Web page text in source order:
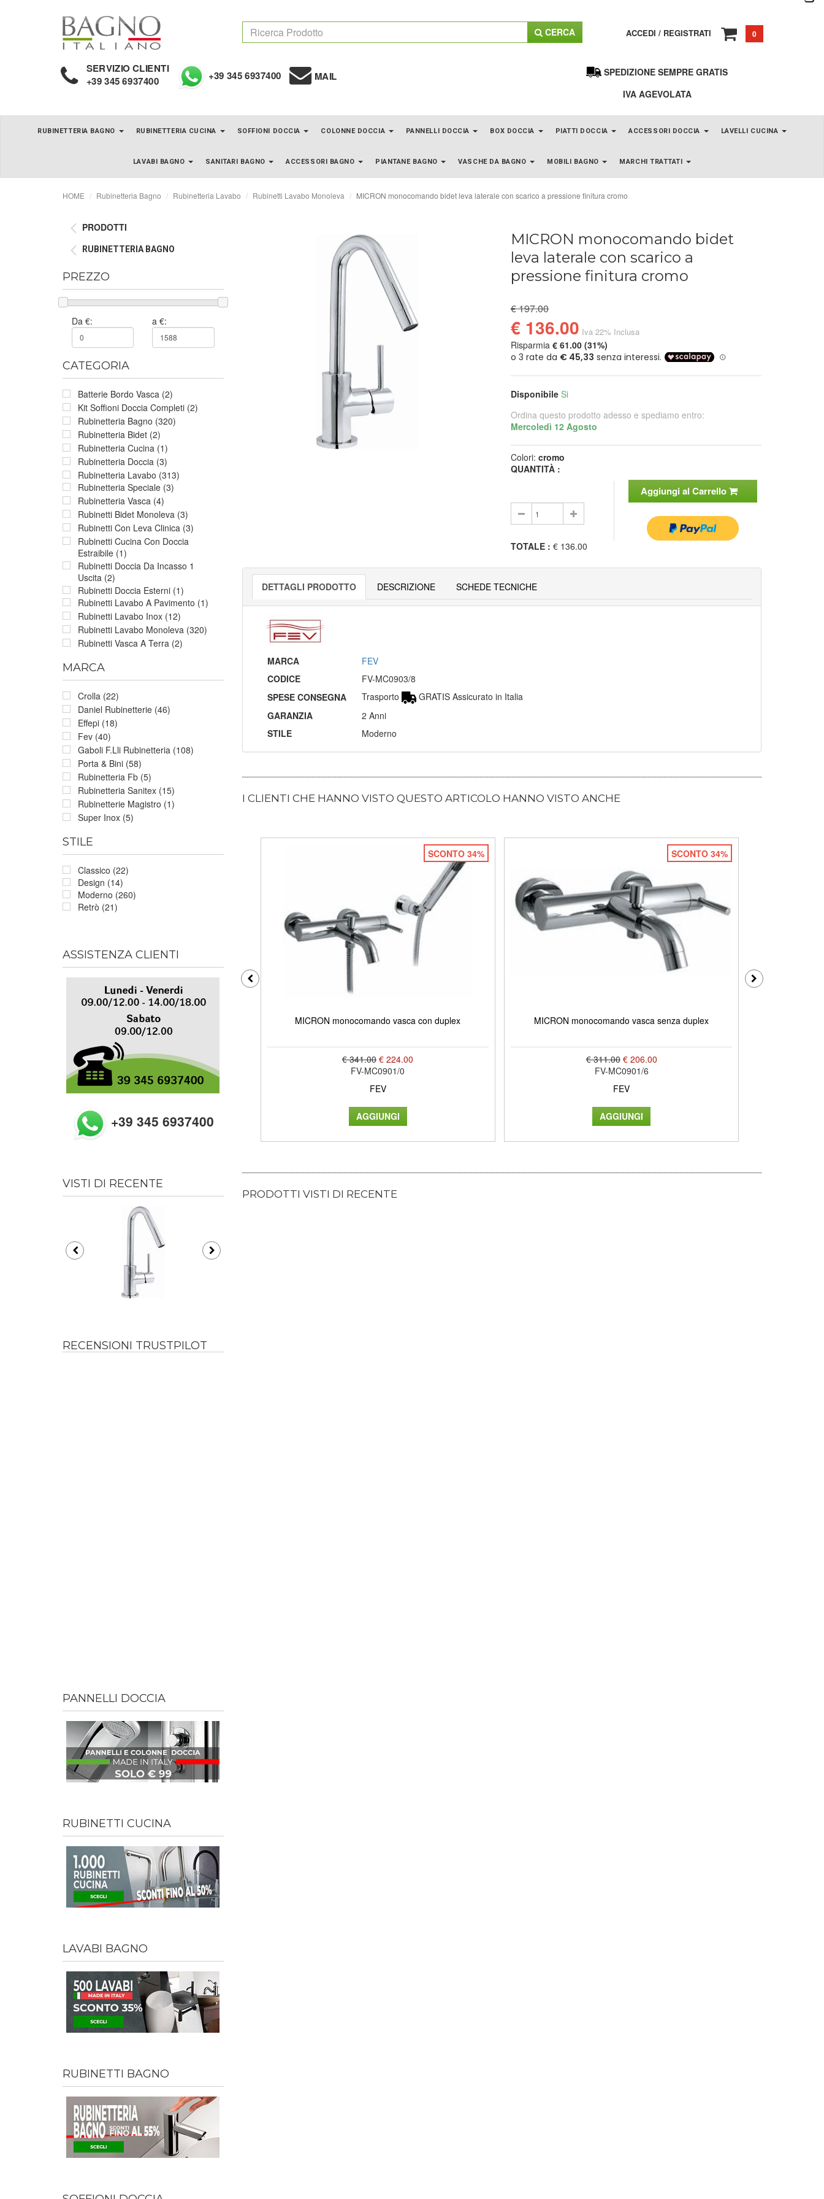
CERCA ACCEDI / REGISTRATI 0
SERVIZIO CLIENTI
+39 345 6937400 +39 345 6937400 MAIL
SPEDIZIONE SEMPRE GRATIS
IVA AGEVOLATA
RUBINETTERIA BAGNO RUBINETTERIA CUCINA SOFFIONI DOCCIA COLONNE DOCCIA PANNELLI DOCCIA BOX DOCCIA PIATTI DOCCIA ACCESSORI DOCCIA LAVELLI CUCINA
LAVABI BAGNO SANITARI BAGNO ACCESSORI BAGNO PIANTANE BAGNO VASCHE DA BAGNO MOBILI BAGNO MARCHI TRATTATI
HOME Rubinetteria Bagno Rubinetteria Lavabo Rubinetti Lavabo Monoleva MICRON monocomando bidet leva laterale con scarico a pressione finitura cromo
PRODOTTI
RUBINETTERIA BAGNO
PREZZO
Da €: a €:
CATEGORIA
Batterie Bordo Vasca (2)
Kit Soffioni Doccia Completi (2)
Rubinetteria Bagno (320)
Rubinetteria Bidet (2)
Rubinetteria Cucina (1)
Rubinetteria Doccia (3)
Rubinetteria Lavabo (313)
Rubinetteria Speciale (3)
Rubinetteria Vasca (4)
Rubinetti Bidet Monoleva (3)
Rubinetti Con Leva Clinica (3)
Rubinetti Cucina Con Doccia
Estraibile (1)
Rubinetti Doccia Da Incasso 1
Uscita (2)
Rubinetti Doccia Esterni (1)
Rubinetti Lavabo A Pavimento (1)
Rubinetti Lavabo Inox (12)
Rubinetti Lavabo Monoleva (320)
Rubinetti Vasca A Terra (2)
MARCA
Crolla (22)
Daniel Rubinetterie (46)
Effepi (18)
Fev (40)
Gaboli F.Lli Rubinetteria (108)
Porta & Bini (58)
Rubinetteria Fb (5)
Rubinetteria Sanitex (15)
Rubinetterie Magistro (1)
Super Inox (5)
STILE
Classico (22)
Design (14)
Moderno (260)
Retrò (21)
ASSISTENZA CLIENTI
+39 345 6937400
VISTI DI RECENTE
RECENSIONI TRUSTPILOT
PANNELLI DOCCIA
RUBINETTI CUCINA
LAVABI BAGNO
RUBINETTI BAGNO
MICRON monocomando bidet
leva laterale con scarico a
pressione finitura cromo
€ 197.00
€ 136.00 Iva 22% Inclusa
Risparmia€ 61.00 (31%)
Disponibile Si
Ordina questo prodotto adesso e spediamo entro:
Mercoledì 12 Agosto
Colori:cromo
QUANTITÀ :
Aggiungi al Carrello
TOTALE : € 136.00
DETTAGLI PRODOTTO DESCRIZIONE SCHEDE TECNICHE
MARCA
FEV
CODICE
FV-MC0903/8
SPESE CONSEGNA
Trasporto
GRATIS Assicurato in Italia
GARANZIA
2 Anni
STILE
Moderno
I CLIENTI CHE HANNO VISTO QUESTO ARTICOLO HANNO VISTO ANCHE
SCONTO 34%
MICRON monocomando vasca con duplex
€ 341.00 € 224.00
FV-MC0901/0
FEV
SCONTO 34%
MICRON monocomando vasca senza duplex
€ 311.00 € 206.00
FV-MC0901/6
FEV
PRODOTTI VISTI DI RECENTE